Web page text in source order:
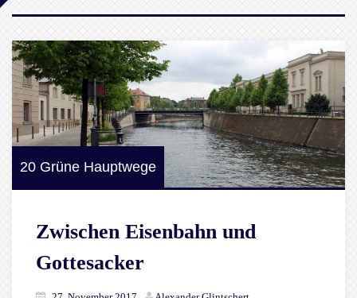
20 Grüne Hauptwege
Zwischen Eisenbahn und
Gottesacker